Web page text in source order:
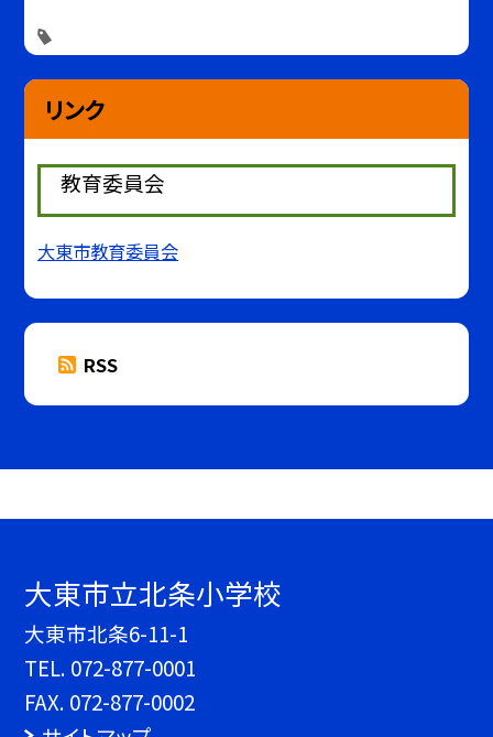
リンク
教育委員会
大東市教育委員会
RSS
大東市立北条小学校
大東市北条6-11-1
TEL. 072-877-0001
FAX. 072-877-0002